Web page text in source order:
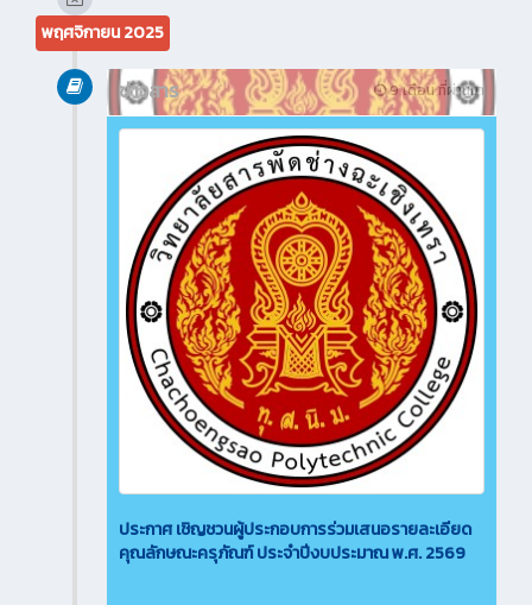
พฤศจิกายน 2025
9 เดือน ที่ผ่านมา
ข่าวสาร
ประกาศ เชิญชวนผู้ประกอบการร่วมเสนอรายละเอียด
คุณลักษณะครุภัณฑ์ ประจำปีงบประมาณ พ.ศ. 2569